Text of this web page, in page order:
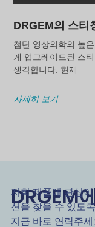
DRGEM의 스티
첨단 영상의학의 높
게 업그레이드된 스
생각합니다. 현재
자세히 보기
DRGEM
저희 제품에 관심
션을 찾을 수 있도
지금 바로 연락주세